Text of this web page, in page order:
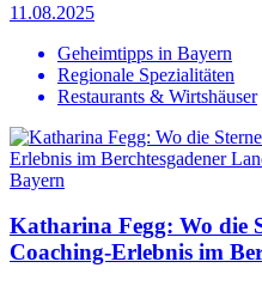
11.08.2025
Geheimtipps in Bayern
Regionale Spezialitäten
Restaurants & Wirtshäuser
Katharina Fegg: Wo die
Coaching-Erlebnis im